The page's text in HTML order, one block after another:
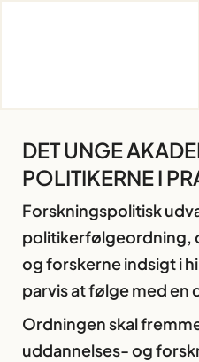
DET UNGE
POLITIKERNE I
Forskningspolitisk
politikerfølgeordning,
og forskerne indsigt i
parvis at følge med en
Ordningen skal
uddannelses- og